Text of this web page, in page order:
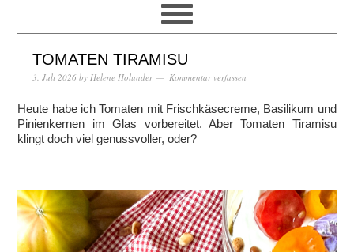
TOMATEN TIRAMISU
3. Juli 2026 by Helene Holunder Kommentar verfassen
Heute habe ich Tomaten mit Frischkäsecreme, Basilikum und
Pinienkernen im Glas vorbereitet. Aber Tomaten Tiramisu
klingt doch viel genussvoller, oder?